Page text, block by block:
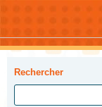
Rechercher